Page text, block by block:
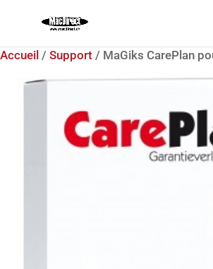
Accueil / Support / MaGiks CarePlan